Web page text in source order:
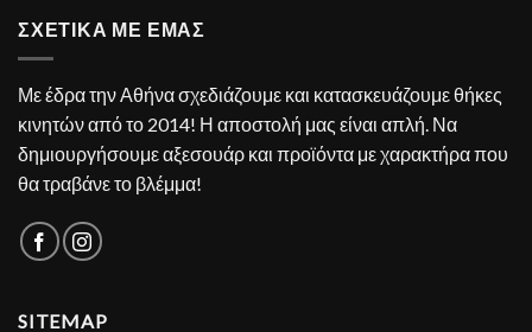
ΣΧΕΤΙΚΑ ΜΕ ΕΜΑΣ
Με έδρα την Αθήνα σχεδιάζουμε και κατασκευάζουμε θήκες
κινητών από το 2014! Η αποστολή μας είναι απλή. Να
δημιουργήσουμε αξεσουάρ και προϊόντα με χαρακτήρα που
θα τραβάνε το βλέμμα!
SITEMAP